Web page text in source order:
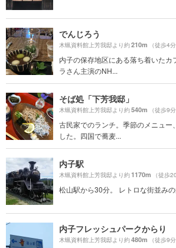
でんじろう
木蝋資料館上芳我邸より約210m （徒歩4分
内子の保存地区にある落ち着いた
ラさん主演のNH...
そば処「下芳我邸」
木蝋資料館上芳我邸より約540m （徒歩9分
古民家でのランチ。季節のメニュー
した。四国で蕎麦...
内子駅
木蝋資料館上芳我邸より約1170m （徒歩
松山駅から30分。 レトロな街並みの
内子フレッシュパークからり
木蝋資料館上芳我邸より約480m （徒歩9分